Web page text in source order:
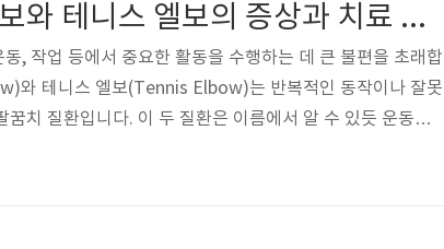
확률..
팔꿈치 통증, 골프 엘보와 테니스 엘보의 증상과 치료 방법 완벽 가이드
, 작업 등에서 중요한 활동을 수행하는 데 큰 불편을 초래합
와 테니스 엘보(Tennis Elbow)는 반복적인 동작이나 잘못
꿈치 질환입니다. 이 두 질환은 이름에서 알 수 있듯 운동선
이 사용하는 직장인, 육체노동자, 주부 등 누구에게나 발생